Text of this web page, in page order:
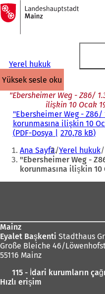
İçeriğe atla
Ana
sayfaya
Yerel hukuk
yüksek sesle oku
"Ebersheimer Weg - Z86/
ilişkin 10 Ocak
"Ebersheimer Weg - Z86/
korunmasına ilişkin 10
PDF-Dosya 270,78 kB
Buradasınız:
Ana Sayfa Yerel hukuk
"Ebersheimer Weg -
korunmasına ilişkin
Mainz
Eyalet Başkenti Stadthaus
Große Bleiche 46/
55116 Mainz
115 - İdari kurumların
Hızlı erişim